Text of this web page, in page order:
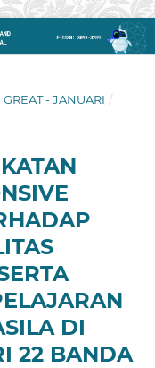
GREAT - JANUARI /
DI
22 BANDA